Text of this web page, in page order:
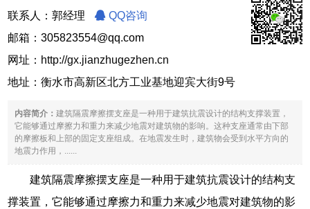
联系人：郭经理
QQ咨询
邮箱：305823554@qq.com
网址： http://gx.jianzhugezhen.cn
地址：衡水市高新区北方工业基地迎宾大街9号
内容简介：建筑隔震摩擦摆支座是一种用于建筑抗震设计的结构支撑装置，
它能够通过摩擦力和重力来减少地震对建筑物的影响。这种支座通常由下部
的摩擦板和上部的固定支座组成。在地震发生时，建筑物会受到水平方向的
地震力作用，......
建筑隔震摩擦摆支座是一种用于建筑抗震设计的结构支
撑装置，它能够通过摩擦力和重力来减少地震对建筑物的影